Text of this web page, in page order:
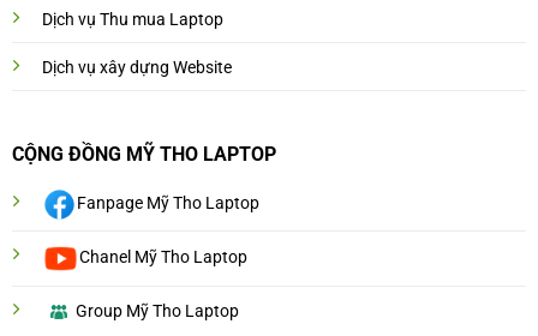
Dịch vụ Thu mua Laptop
Dịch vụ xây dựng Website
CỘNG ĐỒNG MỸ THO LAPTOP
Fanpage Mỹ Tho Laptop
Chanel Mỹ Tho Laptop
Group Mỹ Tho Laptop